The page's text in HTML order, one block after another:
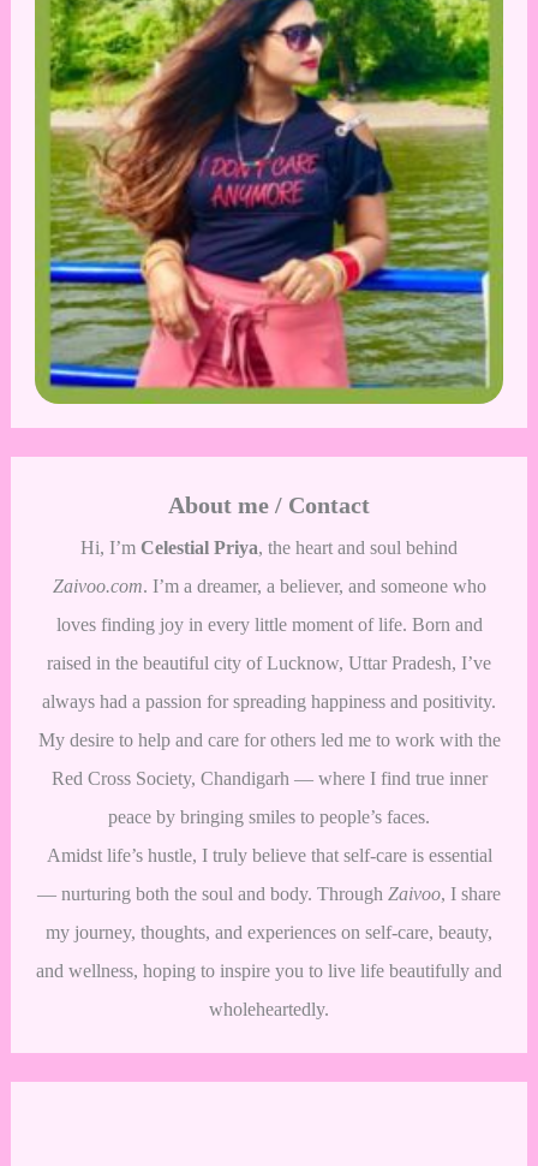
About me / Contact
Hi, I’m Celestial Priya, the heart and soul behind
Zaivoo.com. I’m a dreamer, a believer, and someone who
loves finding joy in every little moment of life. Born and
raised in the beautiful city of Lucknow, Uttar Pradesh, I’ve
always had a passion for spreading happiness and positivity.
My desire to help and care for others led me to work with the
Red Cross Society, Chandigarh — where I find true inner
peace by bringing smiles to people’s faces.
Amidst life’s hustle, I truly believe that self-care is essential
— nurturing both the soul and body. Through Zaivoo, I share
my journey, thoughts, and experiences on self-care, beauty,
and wellness, hoping to inspire you to live life beautifully and
wholeheartedly.